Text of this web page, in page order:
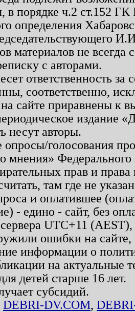
в порядке ч.2 ст.152
определения
материалов не
с авторами.
ответственность
соответственно,
сайте приравнены к
издание
несут авторы.
голосования
мнения»
прав и
там где не
и оплатившее
- едино - сайт, без
UTC+11
ошибки на
информации о
на актуальные
детей старше 16 лет.
субсидий.
DEBRI-DV.COM,